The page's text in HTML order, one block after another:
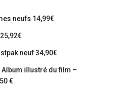
neufs 14,99€
neuf 34,90€
illustré du film –
€